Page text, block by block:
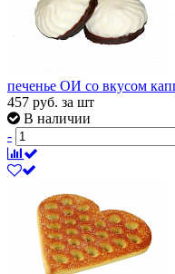
печенье ОИ со вкусом
457 руб. за шт
В наличии
-